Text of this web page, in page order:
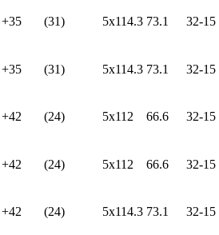
+35 (31) 5x114.3 73.1 32-15
+35 (31) 5x114.3 73.1 32-15
+42 (24) 5x112 66.6 32-15
+42 (24) 5x112 66.6 32-15
+42 (24) 5x114.3 73.1 32-15